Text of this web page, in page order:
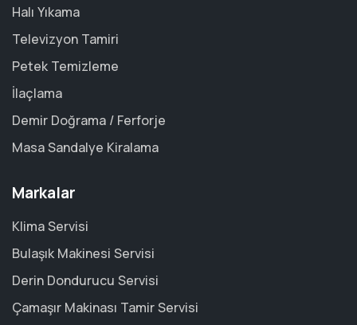
Halı Yıkama
Televizyon Tamiri
Petek Temizleme
İlaçlama
Demir Doğrama / Ferforje
Masa Sandalye Kiralama
Markalar
Klima Servisi
Bulaşık Makinesi Servisi
Derin Dondurucu Servisi
Çamaşır Makinası Tamir Servisi